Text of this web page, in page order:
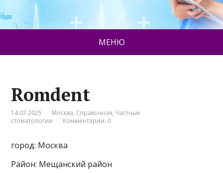
МЕНЮ
Romdent
14.07.2025 Москва, Справочная, Частные
стоматологии
Комментарии: 0
город: Москва
Район: Мещанский район